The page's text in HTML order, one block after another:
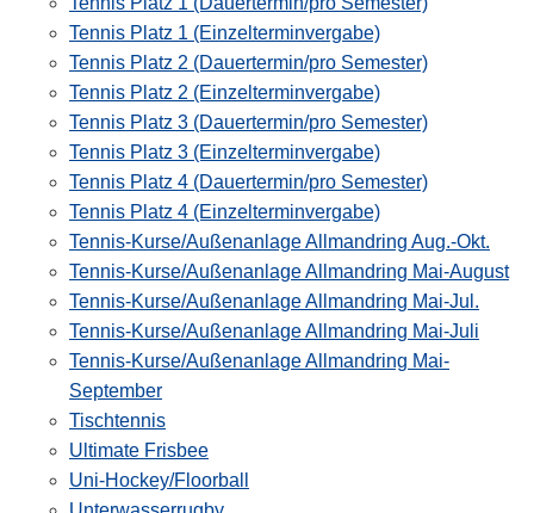
Tennis Platz 1 (Einzelterminvergabe)
Tennis Platz 2 (Dauertermin/pro Semester)
Tennis Platz 2 (Einzelterminvergabe)
Tennis Platz 3 (Dauertermin/pro Semester)
Tennis Platz 3 (Einzelterminvergabe)
Tennis Platz 4 (Dauertermin/pro Semester)
Tennis Platz 4 (Einzelterminvergabe)
Tennis-Kurse/Außenanlage Allmandring Aug.-Okt.
Tennis-Kurse/Außenanlage Allmandring Mai-August
Tennis-Kurse/Außenanlage Allmandring Mai-Jul.
Tennis-Kurse/Außenanlage Allmandring Mai-Juli
Tennis-Kurse/Außenanlage Allmandring Mai-
September
Tischtennis
Ultimate Frisbee
Uni-Hockey/Floorball